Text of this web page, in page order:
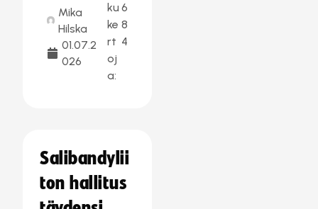
Mika
Hilska
01.07.2
026
ku
ke
rt
oj
a:
6
8
4
Salibandylii
ton hallitus